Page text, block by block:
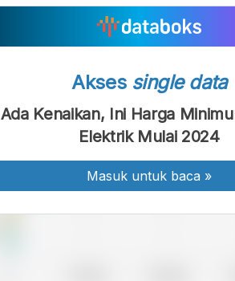
Akses single data
Ada Kenaikan, Ini Harga
Elektrik Mulai 2024
Masuk untuk baca »